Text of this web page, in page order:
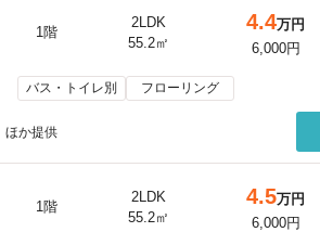
1階
2LDK
55.2㎡
4.4万円
6,000円
バス・トイレ別 フローリング
ほか提供
1階
2LDK
55.2㎡
4.5万円
6,000円